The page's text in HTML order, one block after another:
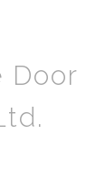
Door